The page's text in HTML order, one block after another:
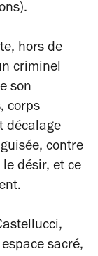
hors de
criminel
son
corps
décalage
contre
désir, et ce
sacré,